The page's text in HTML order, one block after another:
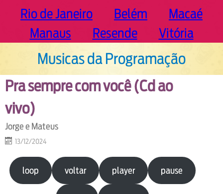
Rio de Janeiro Belém
Macaé
Manaus
Resende Vitória
Musicas da Programação
Pra sempre com você (Cd ao
vivo)
Jorge e Mateus
13/12/2024
loop voltar player pause